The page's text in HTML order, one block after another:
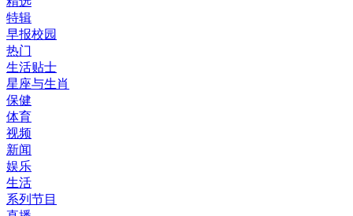
特辑
早报校园
热门
生活贴士
星座与生肖
保健
体育
视频
新闻
娱乐
生活
系列节目